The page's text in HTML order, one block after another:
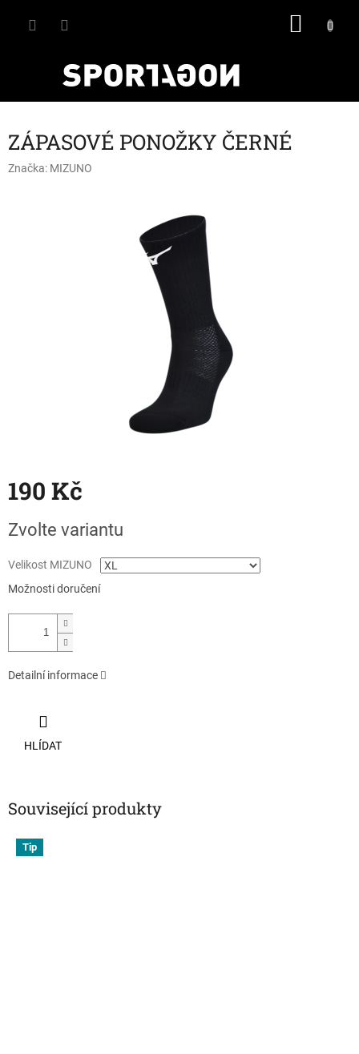
ZÁPASOVÉ PONOŽKY ČERNÉ
Značka: MIZUNO
190 Kč
cena:
Zvolte variantu
Velikost MIZUNO
Možnosti doručení
Detailní informace
HLÍDAT
Související produkty
Tip